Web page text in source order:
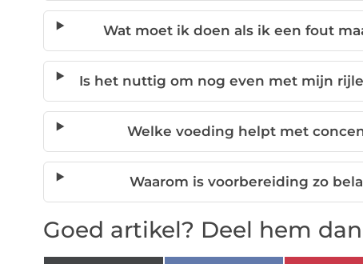
Wat moet ik doen als ik een fout
Is het nuttig om nog even met mijn
Welke voeding helpt met
Waarom is voorbereiding zo
Goed artikel? Deel hem